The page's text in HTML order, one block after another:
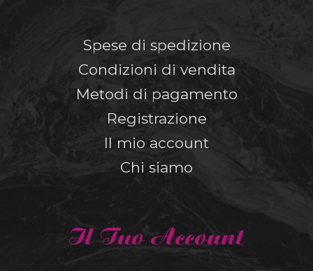
Spese di spedizione
Condizioni di vendita
Metodi di pagamento
Registrazione
Il mio account
Chi siamo
Il Tuo Account